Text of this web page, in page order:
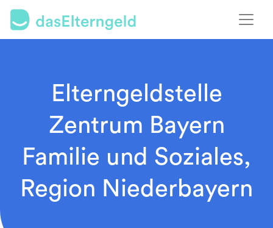
Elterngeldstelle
Zentrum Bayern
Familie und Soziales,
Region Niederbayern